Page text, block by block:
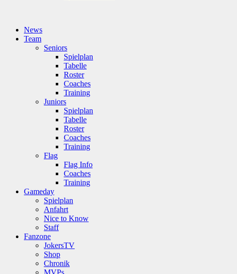
News
Team
Seniors
Spielplan
Tabelle
Roster
Coaches
Training
Juniors
Spielplan
Tabelle
Roster
Coaches
Training
Flag
Flag Info
Coaches
Training
Gameday
Spielplan
Anfahrt
Nice to Know
Staff
Fanzone
JokersTV
Shop
Chronik
MVPs